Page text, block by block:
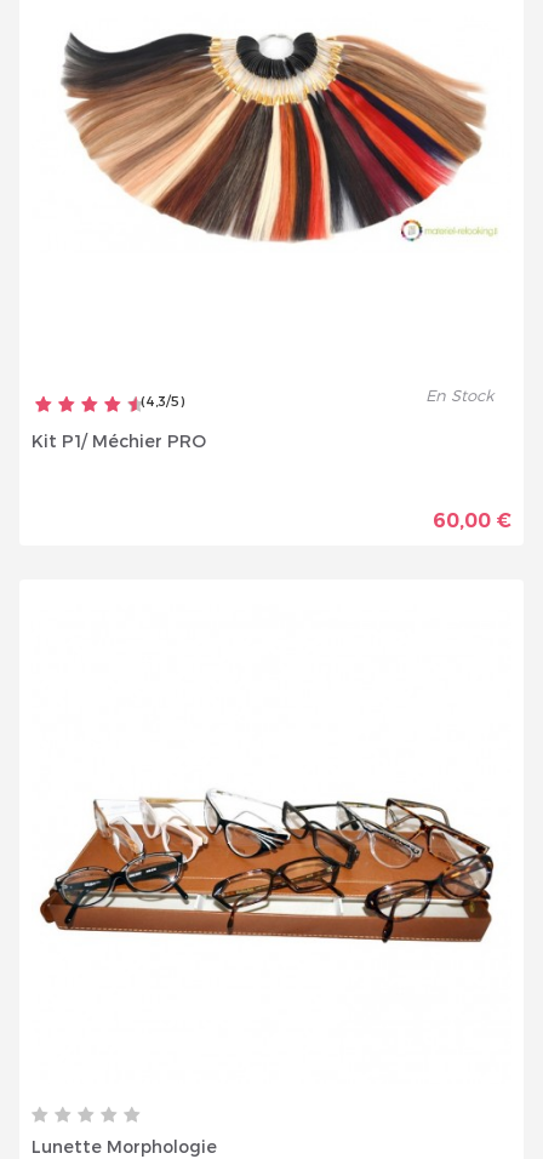
(4,3/5) En Stock
Kit P1/ Méchier PRO
60,00 €
Lunette Morphologie